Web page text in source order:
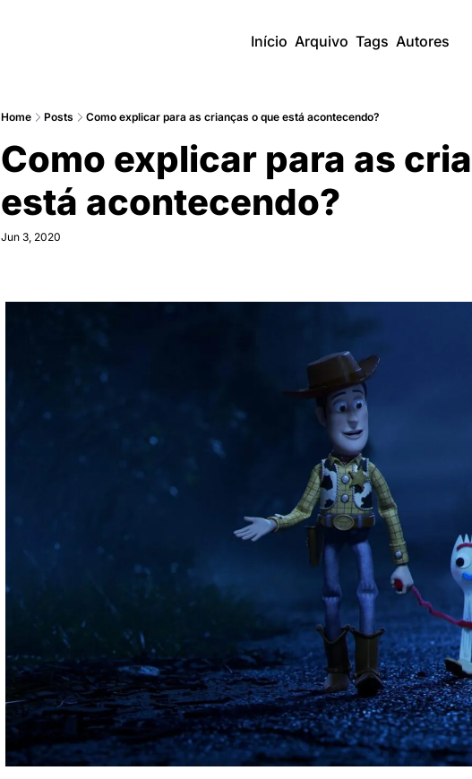
Início Arquivo Tags Autores
Home Posts Como explicar para as crianças o que está acontecendo?
Como explicar para as
está acontecendo?
Jun 3, 2020